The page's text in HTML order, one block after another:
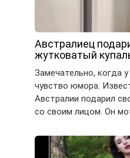
Австралиец
жутковатый
Замечательно, когда
чувство юмора.
Австралии подарил
со своим лицом. Он